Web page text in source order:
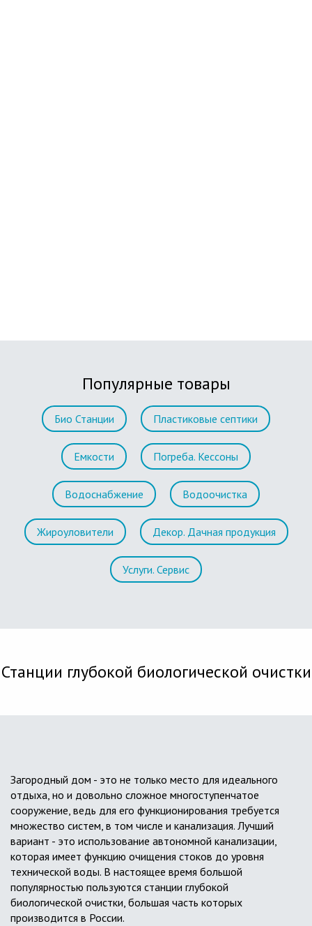
Популярные товары
Био Станции Пластиковые септики
Емкости Погреба. Кессоны
Водоснабжение Водоочистка
Жироуловители Декор. Дачная продукция
Услуги. Сервис
Станции глубокой биологической очистки
Загородный дом - это не только место для идеального
отдыха, но и довольно сложное многоступенчатое
сооружение, ведь для его функционирования требуется
множество систем, в том числе и канализация. Лучший
вариант - это использование автономной канализации,
которая имеет функцию очищения стоков до уровня
технической воды. В настоящее время большой
популярностью пользуются станции глубокой
биологической очистки, большая часть которых
производится в России.